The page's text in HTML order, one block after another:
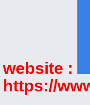
website :
https://